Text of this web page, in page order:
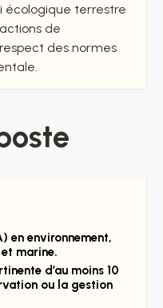
écologique terrestre
de
des normes
en environnement,
marine.
d’au moins 10
ou la gestion